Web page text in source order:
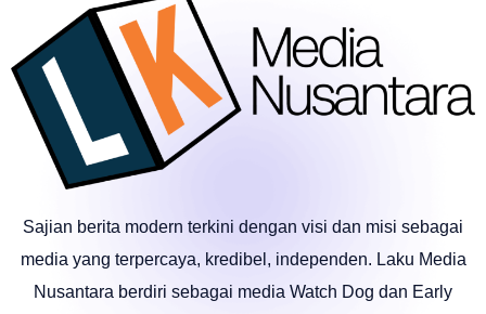
Sajian berita modern terkini dengan visi dan misi sebagai
media yang terpercaya, kredibel, independen. Laku Media
Nusantara berdiri sebagai media Watch Dog dan Early